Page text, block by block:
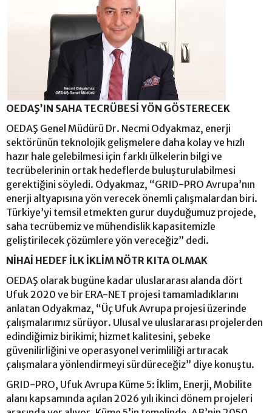
OEDAŞ’IN SAHA TECRÜBESİ YÖN GÖSTERECEK
OEDAŞ Genel Müdürü Dr. Necmi Odyakmaz, enerji
sektörünün teknolojik gelişmelere daha kolay ve hızlı
hazır hale gelebilmesi için farklı ülkelerin bilgi ve
tecrübelerinin ortak hedeflerde buluşturulabilmesi
gerektiğini söyledi. Odyakmaz, “GRID-PRO Avrupa’nın
enerji altyapısına yön verecek önemli çalışmalardan biri.
Türkiye’yi temsil etmekten gurur duyduğumuz projede,
saha tecrübemiz ve mühendislik kapasitemizle
geliştirilecek çözümlere yön vereceğiz” dedi.
NİHAİ HEDEF İLK İKLİM NÖTR KITA OLMAK
OEDAŞ olarak bugüne kadar uluslararası alanda dört
Ufuk 2020 ve bir ERA-NET projesi tamamladıklarını
anlatan Odyakmaz, “Üç Ufuk Avrupa projesi üzerinde
çalışmalarımız sürüyor. Ulusal ve uluslararası projelerden
edindiğimiz birikimi; hizmet kalitesini, şebeke
güvenilirliğini ve operasyonel verimliliği artıracak
çalışmalara yönlendirmeyi sürdüreceğiz” diye konuştu.
GRID-PRO, Ufuk Avrupa Küme 5: İklim, Enerji, Mobilite
alanı kapsamında açılan 2026 yılı ikinci dönem projeleri